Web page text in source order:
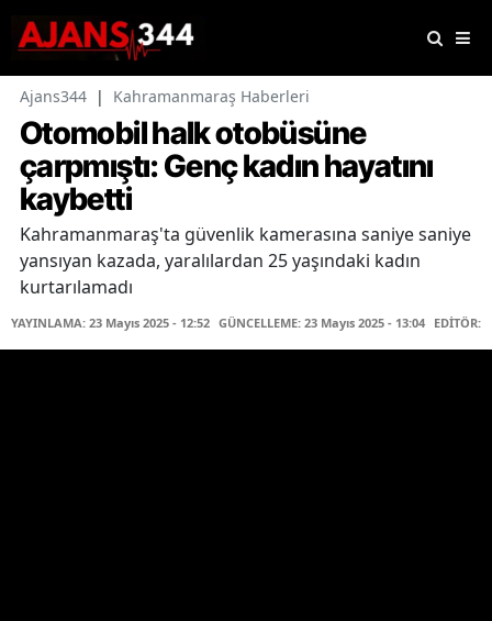
Ajans344 | Kahramanmaraş Haberleri
Otomobil halk otobüsüne
çarpmıştı: Genç kadın hayatını
kaybetti
Kahramanmaraş'ta güvenlik kamerasına saniye saniye
yansıyan kazada, yaralılardan 25 yaşındaki kadın
kurtarılamadı
YAYINLAMA: 23 Mayıs 2025 - 12:52 GÜNCELLEME: 23 Mayıs 2025 - 13:04 EDİTÖR: